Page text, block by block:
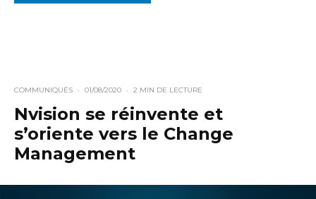
COMMUNIQUÉS · 01/08/2020 · 2 MIN DE LECTURE
Nvision se réinvente et
s’oriente vers le Change
Management